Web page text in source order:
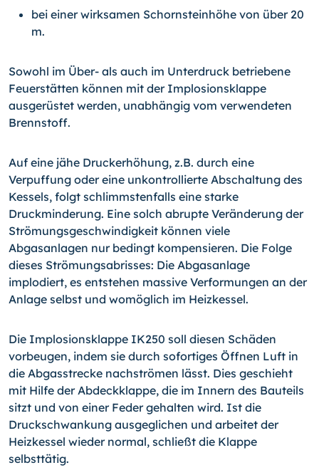
bei einer wirksamen Schornsteinhöhe von über 20
m.
Sowohl im Über- als auch im Unterdruck betriebene
Feuerstät­ten können mit der Implosionsklappe
ausgerüstet werden, un­abhängig vom verwendeten
Brennstoff.
Auf eine jähe Druckerhöhung, z.B. durch eine
Verpuffung oder eine unkontrollierte Abschaltung des
Kessels, folgt schlimms­tenfalls eine starke
Druckminderung. Eine solch abrupte Ver­änderung der
Strömungsgeschwindigkeit können viele
Abgasanlagen nur bedingt kom­pensieren. Die Folge
dieses Strömungsabrisses: Die Abgasanlage
implodiert, es entste­hen massive Verformungen an der
Anlage selbst und womöglich im Heizkessel.
Die Implosionsklappe IK250 soll diesen Schäden
vorbeugen, indem sie durch sofortiges Öffnen Luft in
die Abgasstrecke nachströmen lässt. Dies geschieht
mit Hilfe der Ab­deckklappe, die im Innern des Bauteils
sitzt und von einer Feder gehalten wird. Ist die
Druckschwankung ausgeglichen und arbeitet der
Heizkessel wieder normal, schließt die Klappe
selbsttätig.